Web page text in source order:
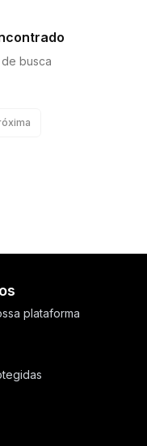
busca
plataforma